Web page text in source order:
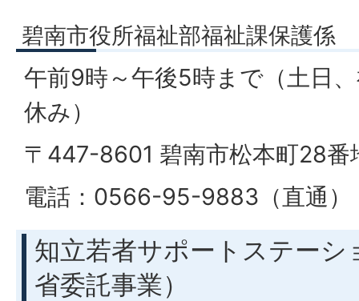
碧南市役所福祉部福祉課保護係
午前9時～午後5時まで（土日
休み）
〒447-8601 碧南市松本町28番
電話：0566-95-9883（直通）
知立若者サポートステーシ
省委託事業）